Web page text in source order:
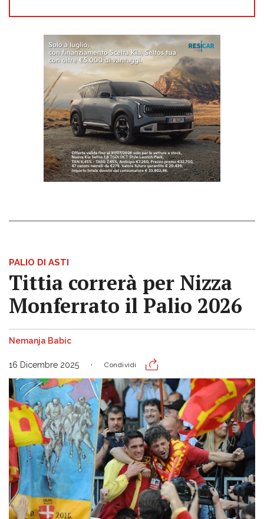
PALIO DI ASTI
Tittia correrà per Nizza
Monferrato il Palio 2026
Nemanja Babic
16 Dicembre 2025 Condividi